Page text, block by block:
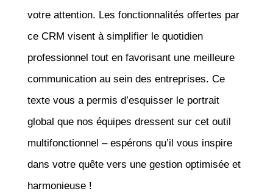
votre attention. Les fonctionnalités offertes par
ce CRM visent à simplifier le quotidien
professionnel tout en favorisant une meilleure
communication au sein des entreprises. Ce
texte vous a permis d’esquisser le portrait
global que nos équipes dressent sur cet outil
multifonctionnel – espérons qu’il vous inspire
dans votre quête vers une gestion optimisée et
harmonieuse !